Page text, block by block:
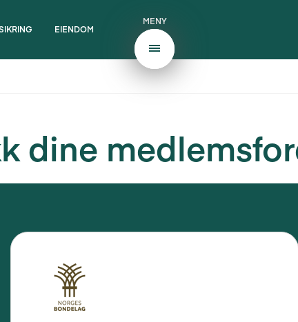
EIENDOM
MENY
dine